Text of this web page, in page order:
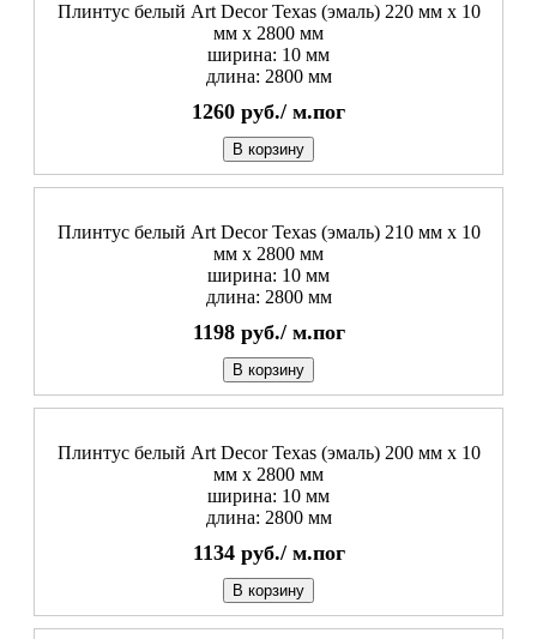
Плинтус белый Art Decor Texas (эмаль) 220 мм х 10
мм х 2800 мм
ширина: 10 мм
длина: 2800 мм
1260 руб./ м.пог
В корзину
Плинтус белый Art Decor Texas (эмаль) 210 мм х 10
мм х 2800 мм
ширина: 10 мм
длина: 2800 мм
1198 руб./ м.пог
В корзину
Плинтус белый Art Decor Texas (эмаль) 200 мм х 10
мм х 2800 мм
ширина: 10 мм
длина: 2800 мм
1134 руб./ м.пог
В корзину